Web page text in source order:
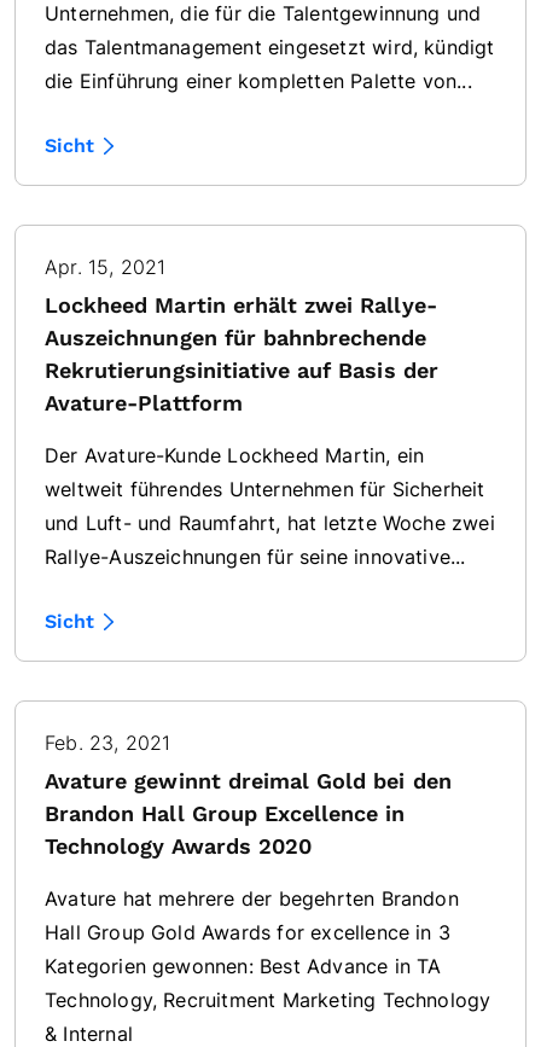
Unternehmen, die für die Talentgewinnung und
das Talentmanagement eingesetzt wird, kündigt
die Einführung einer kompletten Palette von...
Sicht
Apr. 15, 2021
Lockheed Martin erhält zwei Rallye-
Auszeichnungen für bahnbrechende
Rekrutierungsinitiative auf Basis der
Avature-Plattform
Der Avature-Kunde Lockheed Martin, ein
weltweit führendes Unternehmen für Sicherheit
und Luft- und Raumfahrt, hat letzte Woche zwei
Rallye-Auszeichnungen für seine innovative...
Sicht
Feb. 23, 2021
Avature gewinnt dreimal Gold bei den
Brandon Hall Group Excellence in
Technology Awards 2020
Avature hat mehrere der begehrten Brandon
Hall Group Gold Awards for excellence in 3
Kategorien gewonnen: Best Advance in TA
Technology, Recruitment Marketing Technology
& Internal